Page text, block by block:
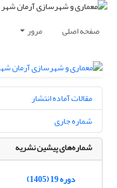
صفحه اصلی مرور
مقالات آماده انتشار
شماره جاری
شماره‌های پیشین نشریه
دوره 19 (1405)